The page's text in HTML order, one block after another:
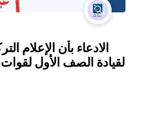
الادعاء بأن الإعلام
لقيادة الصف الأول